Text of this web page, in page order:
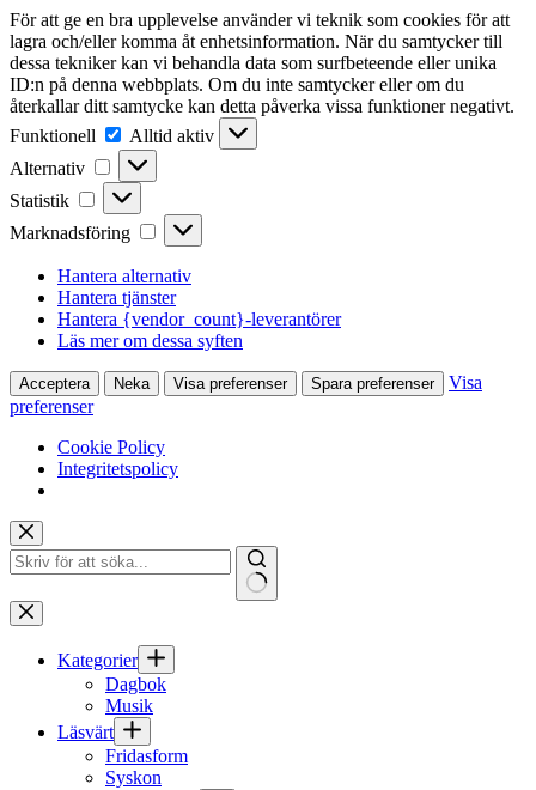
För att ge en bra upplevelse använder vi teknik som cookies för att
lagra och/eller komma åt enhetsinformation. När du samtycker till
dessa tekniker kan vi behandla data som surfbeteende eller unika
ID:n på denna webbplats. Om du inte samtycker eller om du
återkallar ditt samtycke kan detta påverka vissa funktioner negativt.
Funktionell
Funktionell
Alltid aktiv
Alternativ
Alternativ
Statistik Statistik
Marknadsföring Marknadsföring
Hantera alternativ
Hantera tjänster
Hantera {vendor_count}-leverantörer
Läs mer om dessa syften
Acceptera Neka Visa preferenser Spara preferenser
Visa
preferenser
Cookie Policy
Integritetspolicy
Hoppa
till
innehåll
Inga
resultat
Kategorier
Dagbok
Musik
Läsvärt
Fridasform
Syskon